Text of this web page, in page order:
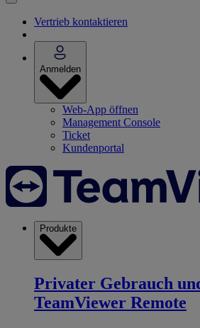
Vertrieb kontaktieren
Anmelden
Web-App öffnen
Management Console
Ticket
Kundenportal
Produkte
Privater Gebrauch
TeamViewer Remote